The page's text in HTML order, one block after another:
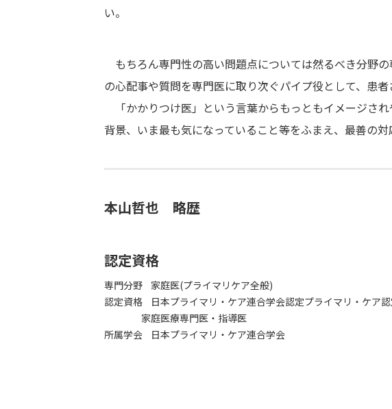
い。
もちろん専門性の高い問題点については然るべき分野
の心配事や質問を専門医に取り次ぐパイプ役として、患者
「かかりつけ医」という言葉からもっともイメージさ
背景、いま最も気になっていること等をふまえ、最善の
本山哲也 略歴
認定資格
専門分野 家庭医(プライマリケア全般)
認定資格 日本プライマリ・ケア連合学会認定プライマリ・ケア
家庭医療専門医・指導医
所属学会 日本プライマリ・ケア連合学会